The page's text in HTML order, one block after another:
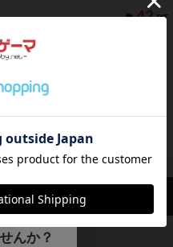
42 PT
登録されたApple Inc.の商標です。
標または登録商標です。
スカル先生 マイボードゲーム
閉じる
を記録し
んか？